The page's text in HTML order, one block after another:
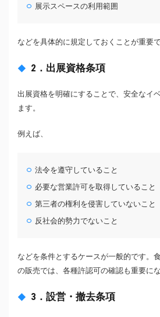
展示スペースの利用範囲
などを具体的に規定しておくことが重要で
2．出展資格条項
出展資格を明確にすることで、安全なイ
ます。
例えば、
法令を遵守していること
必要な営業許可を取得していること
第三者の権利を侵害していないこと
反社会的勢力でないこと
などを条件とするケースが一般的です。
の販売では、各種許認可の確認も重要にな
3．設営・撤去条項